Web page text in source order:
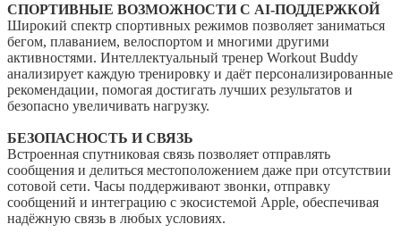
СПОРТИВНЫЕ ВОЗМОЖНОСТИ С AI-ПОДДЕРЖКОЙ
Широкий спектр спортивных режимов позволяет заниматься
бегом, плаванием, велоспортом и многими другими
активностями. Интеллектуальный тренер Workout Buddy
анализирует каждую тренировку и даёт персонализированные
рекомендации, помогая достигать лучших результатов и
безопасно увеличивать нагрузку.
БЕЗОПАСНОСТЬ И СВЯЗЬ
Встроенная спутниковая связь позволяет отправлять
сообщения и делиться местоположением даже при отсутствии
сотовой сети. Часы поддерживают звонки, отправку
сообщений и интеграцию с экосистемой Apple, обеспечивая
надёжную связь в любых условиях.